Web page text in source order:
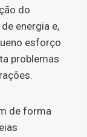
do
energia e,
esforço
problemas
de forma